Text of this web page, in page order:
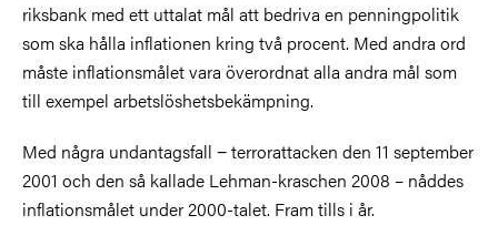
riksbank med ett uttalat mål att bedriva en penningpolitik
som ska hålla inflationen kring två procent. Med andra ord
måste inflationsmålet vara överordnat alla andra mål som
till exempel arbetslöshetsbekämpning.
Med några undantagsfall − terrorattacken den 11 september
2001 och den så kallade Lehman-kraschen 2008 – nåddes
inflationsmålet under 2000-talet. Fram tills i år.